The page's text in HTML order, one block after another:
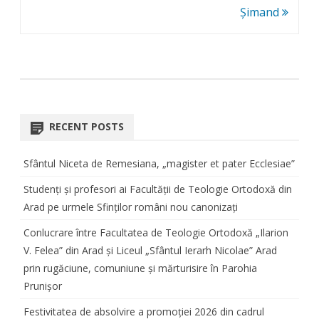
Șimand
RECENT POSTS
Sfântul Niceta de Remesiana, „magister et pater Ecclesiae”
Studenți și profesori ai Facultății de Teologie Ortodoxă din
Arad pe urmele Sfinților români nou canonizați
Conlucrare între Facultatea de Teologie Ortodoxă „Ilarion
V. Felea” din Arad și Liceul „Sfântul Ierarh Nicolae” Arad
prin rugăciune, comuniune și mărturisire în Parohia
Prunișor
Festivitatea de absolvire a promoției 2026 din cadrul